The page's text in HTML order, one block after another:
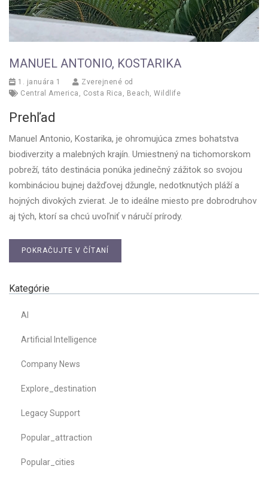
MANUEL ANTONIO, KOSTARIKA
1. januára 1
Zverejnené od
Central America , Costa Rica , Beach, Wildlife
Prehľad
Manuel Antonio, Kostarika, je ohromujúca zmes bohatstva
biodiverzity a malebných krajín. Umiestnený na tichomorskom
pobreží, táto destinácia ponúka jedinečný zážitok so svojou
kombináciou bujnej dažďovej džungle, nedotknutých pláží a
hojných divokých zvierat. Je to ideálne miesto pre dobrodruhov
aj tých, ktorí sa chcú uvoľniť v náručí prírody.
POKRAČUJTE V ČÍTANÍ
Kategórie
AI
Artificial Intelligence
Company News
Explore_destination
Legacy Support
Popular_attraction
Popular_cities